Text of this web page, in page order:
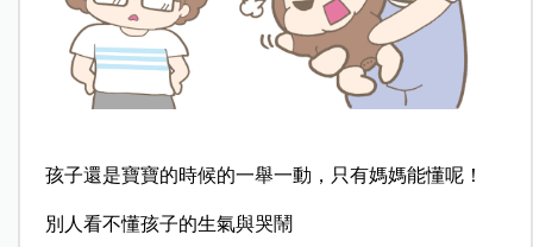
孩子還是寶寶的時候的一舉一動，只有媽媽能懂呢！
別人看不懂孩子的生氣與哭鬧